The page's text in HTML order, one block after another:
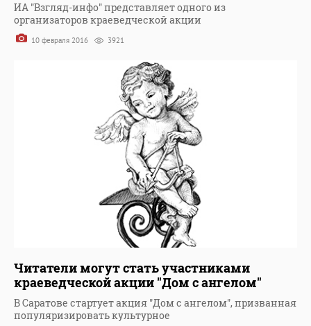
ИА "Взгляд-инфо" представляет одного из
организаторов краеведческой акции
10 февраля 2016 3921
Читатели могут стать участниками
краеведческой акции "Дом с ангелом"
В Саратове стартует акция "Дом с ангелом", призванная
популяризировать культурное